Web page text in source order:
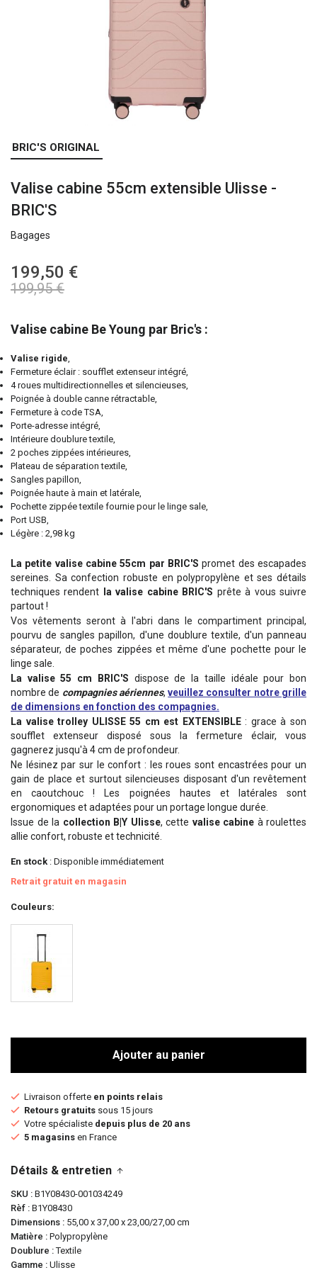
Skip
to
beginning
of
the
images
BRIC'S ORIGINAL
Valise cabine 55cm extensible Ulisse -
BRIC'S
Bagages
199,50 €
199,95 €
Valise cabine Be Young par Bric's :
Valise rigide
Fermeture éclair : soufflet extenseur intégré,
4 roues multidirectionnelles et silencieuses,
Poignée à double canne rétractable,
Fermeture à code TSA,
Porte-adresse intégré,
Intérieure doublure textile,
2 poches zippées intérieures,
Plateau de séparation textile,
Sangles papillon,
Poignée haute à main et latérale,
Pochette zippée textile fournie pour le linge sale,
Port USB,
Légère : 2,98 kg
La petite valise cabine 55cm par BRIC'S promet des escapades
sereines. Sa confection robuste en polypropylène et ses détails
techniques rendent
la valise cabine BRIC'S prête à vous suivre
partout !
Vos vêtements seront à l'abri dans le compartiment principal,
pourvu de sangles papillon, d'une doublure textile, d'un panneau
séparateur, de poches zippées et même d'une pochette pour le
linge sale.
La valise 55 cm BRIC'S dispose de la taille idéale pour bon
nombre de compagnies aériennes,veuillez consulter notre grille
de dimensions en fonction des compagnies.
La valise trolley ULISSE 55 cm est EXTENSIBLE: grace à son
soufflet extenseur disposé sous la fermeture éclair, vous
gagnerez jusqu'à 4 cm de profondeur.
Ne lésinez par sur le confort : les roues sont encastrées pour un
gain de place et surtout silencieuses disposant d'un revêtement
en caoutchouc ! Les poignées hautes et latérales sont
ergonomiques et adaptées pour un portage longue durée.
Issue de la collection B|Y Ulisse, cette valise cabine à roulettes
allie confort, robuste et technicité.
En stock : Disponible immédiatement
Retrait gratuit en magasin
Couleurs
Ajouter au panier
Livraison offerte en points relais
Retours gratuits sous 15 jours
Votre spécialiste depuis plus de 20 ans
5 magasins en France
Détails & entretien
SKU
B1Y08430-001034249
Rèf B1Y08430
Dimensions
55,00 x 37,00 x 23,00/27,00 cm
Matière
Polypropylène
Doublure
Textile
Gamme
Ulisse